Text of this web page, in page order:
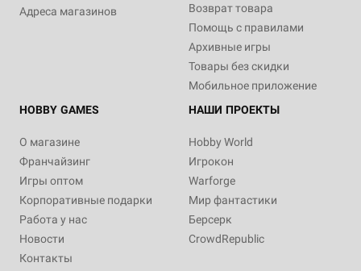
Адреса магазинов
Возврат товара
Помощь с правилами
Архивные игры
Товары без скидки
Мобильное приложение
HOBBY GAMES
О магазине
Франчайзинг
Игры оптом
Корпоративные подарки
Работа у нас
Новости
Контакты
НАШИ ПРОЕКТЫ
Hobby World
Игрокон
Warforge
Мир фантастики
Берсерк
CrowdRepublic